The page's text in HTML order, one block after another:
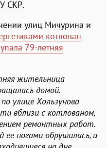
СКР.
улиц Мичурина и
котлован
упала 79-летняя
жительница
домой.
улице Хользунова
вблизи с котлованом,
ремонтных работ.
ее ногами обрушилась, и